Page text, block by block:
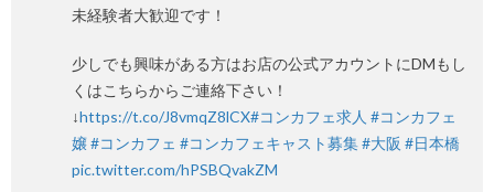
未経験者大歓迎です！
少しでも興味がある方はお店の公式アカウントにDMもし
くはこちらからご連絡下さい！
↓https://t.co/J8vmqZ8lCX#コンカフェ求人 #コンカフェ
嬢#コンカフェ #コンカフェキャスト募集#大阪 #日本橋
pic.twitter.com/hPSBQvakZM